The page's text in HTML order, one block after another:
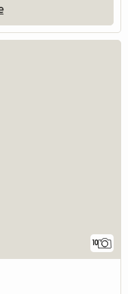
10